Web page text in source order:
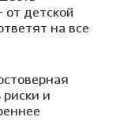
детской
на все
и